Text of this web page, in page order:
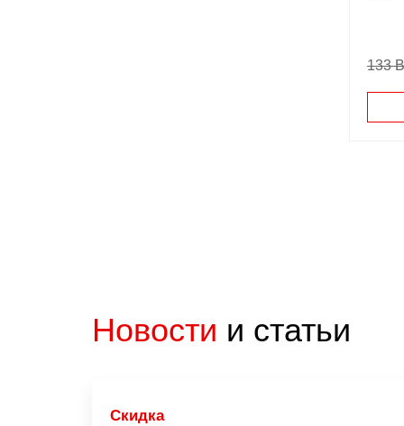
133
Новости и статьи
Скидка